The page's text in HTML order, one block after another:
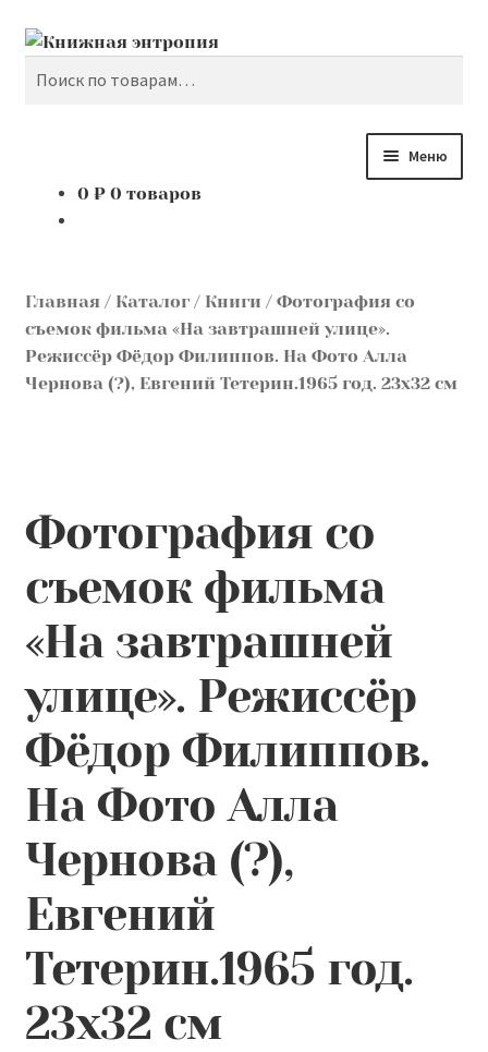
Перейти
Перейти
содержимому
Поиск
Меню
Доставка и оплата
Мы покупаем
Лингвистика и культурология
0 ₽ 0 товаров
Главная / Каталог/ Книги / Фотография со
съемок фильма «На завтрашней улице».
Режиссёр Фёдор Филиппов. На Фото Алла
Чернова (?), Евгений Тетерин.1965 год. 23х32 см
Фотография со
съемок фильма
«На завтрашней
улице». Режиссёр
Фёдор Филиппов.
На Фото Алла
Чернова (?),
Евгений
Тетерин.1965 год.
23х32 см